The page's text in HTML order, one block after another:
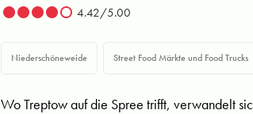
4.42/5.00
Niederschöneweide Street Food Märkte und Food Trucks
Wo Treptow auf die Spree trifft, verwandelt